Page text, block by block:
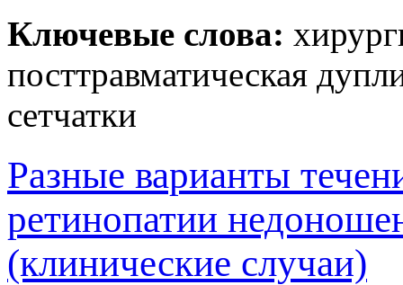
Ключевые слова:
посттравматическая
сетчатки
Разные варианты
ретинопатии
(клинические случаи)